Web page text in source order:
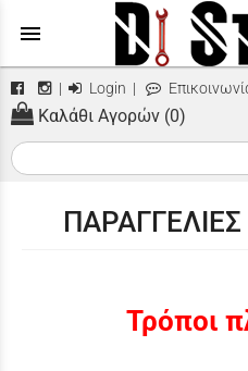
menu
| Login |
Καλάθι Αγορών (0)
Τρόποι